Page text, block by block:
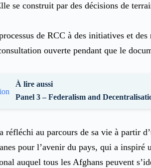
se construit par des décisions de
de RCC à des initiatives et
ouverte pendant que le
À lire aussi
Panel 3 – Federalism and
a réfléchi au parcours de sa vie à partir
pour l’avenir du pays, qui a
auquel tous les Afghans peuvent